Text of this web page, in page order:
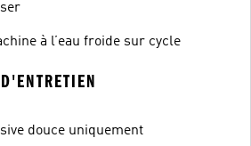
à l’eau froide sur cycle
douce uniquement